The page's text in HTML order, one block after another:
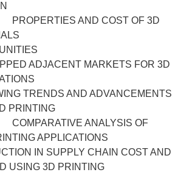
AND COST OF 3D
ADJACENT MARKETS FOR 3D
AND ADVANCEMENTS
PRINTING
ANALYSIS OF
APPLICATIONS
IN SUPPLY CHAIN COST AND
USING 3D PRINTING